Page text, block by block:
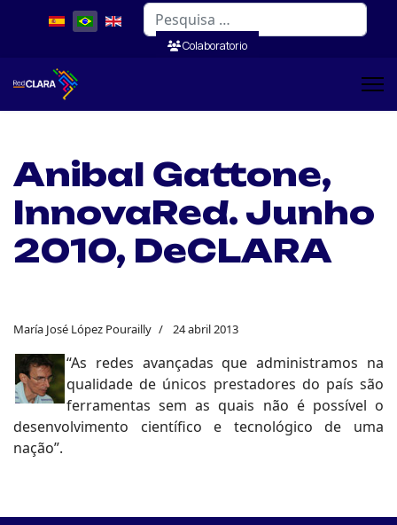
Pesquisar
Colaboratorio
Anibal Gattone,
InnovaRed. Junho
2010, DeCLARA
María José López Pourailly 24 abril 2013
“As redes avançadas que administramos na
qualidade de únicos prestadores do país são
ferramentas sem as quais não é possível o
desenvolvimento científico e tecnológico de uma
nação”.